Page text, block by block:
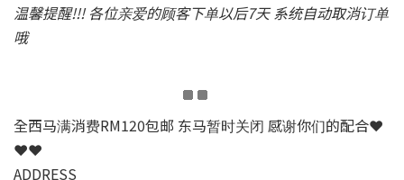
温馨提醒!!! 各位亲爱的顾客下单以后7天 系统自动取消订单
哦
全西马满消费RM120包邮 东马暂时关闭 感谢你们的配合❤
❤❤
ADDRESS